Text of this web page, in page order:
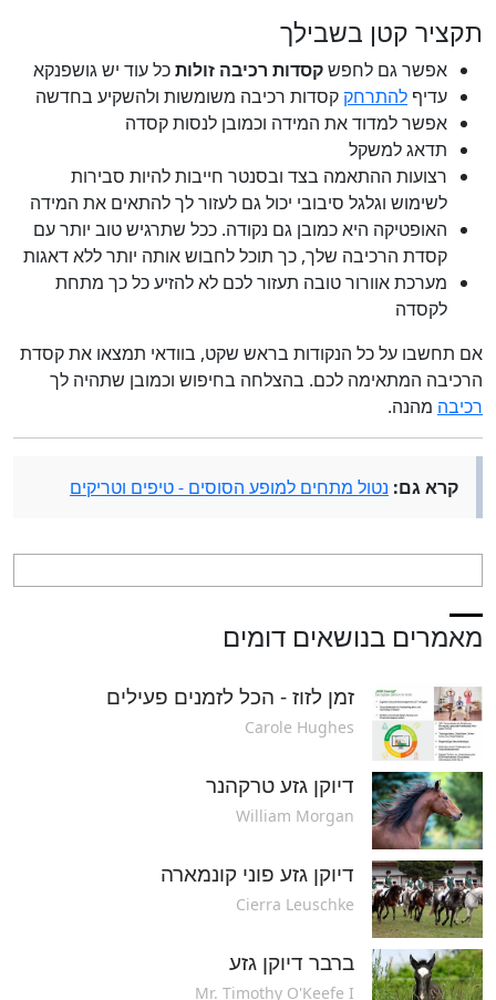
תקציר קטן בשבילך
אפשר גם לחפשקסדות רכיבה זולותכל עוד יש גושפנקא
עדיף להתרחק קסדות רכיבה משומשות ולהשקיע בחדשה
אפשר למדוד את המידה וכמובן לנסות קסדה
תדאג למשקל
רצועות ההתאמה בצד ובסנטר חייבות להיות סבירות
לשימוש וגלגל סיבובי יכול גם לעזור לך להתאים את המידה
האופטיקה היא כמובן גם נקודה. ככל שתרגיש טוב יותר עם
קסדת הרכיבה שלך, כך תוכל לחבוש אותה יותר ללא דאגות
מערכת אוורור טובה תעזור לכם לא להזיע כל כך מתחת
לקסדה
אם תחשבו על כל הנקודות בראש שקט, בוודאי תמצאו את קסדת
הרכיבה המתאימה לכם. בהצלחה בחיפוש וכמובן שתהיה לך
רכיבה מהנה.
קרא גם: נטול מתחים למופע הסוסים - טיפים וטריקים
מאמרים בנושאים דומים
זמן לזוז - הכל לזמנים פעילים
Carole Hughes
דיוקן גזע טרקהנר
William Morgan
דיוקן גזע פוני קונמארה
Cierra Leuschke
ברבר דיוקן גזע
Mr. Timothy O'Keefe I